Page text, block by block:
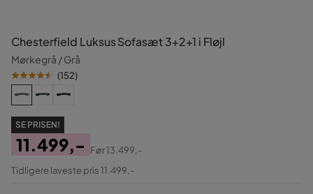
Chesterfield Luksus Sofasæt 3+2+1 i Fløjl
Mørkegrå / Grå
(152)
SE PRISEN!
Pris
11.499,-
Original
Før13.499,-
Tidligere laveste pris 11.499,-